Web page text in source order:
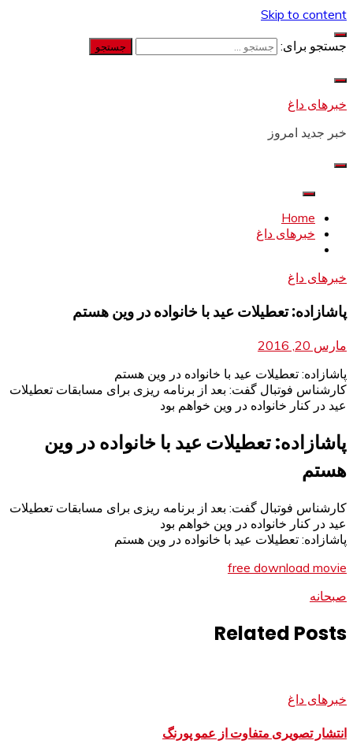
Skip to content
جستجو برای:
خبرهای داغ
خبر جدید امروز
Home
خبرهای داغ
خبرهای داغ
پاشازاده: تعطیلات عید با خانواده در وین هستم
مارس 20, 2016
پاشازاده: تعطیلات عید با خانواده در وین هستم
کارشناس فوتبال گفت: بعد از برنامه ریزی برای مسابقات تعطیلات
عید در کنار خانواده در وین خواهم بود
پاشازاده: تعطیلات عید با خانواده در وین
هستم
کارشناس فوتبال گفت: بعد از برنامه ریزی برای مسابقات تعطیلات
عید در کنار خانواده در وین خواهم بود
پاشازاده: تعطیلات عید با خانواده در وین هستم
free download movie
صبحانه
Related Posts
خبرهای داغ
انتشار تصویری متفاوت از عمو پورنگ